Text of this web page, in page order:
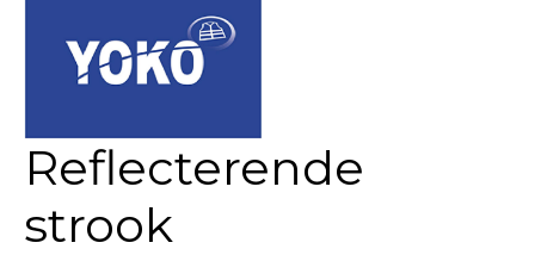
Reflecterende
strook